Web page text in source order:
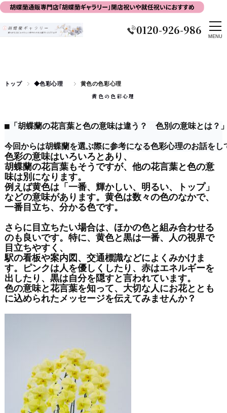
0120-926-986
トップ ◆色彩心理 黄色の色彩心理
黄色の色彩心理
■「胡蝶蘭の花言葉と色の意味は違う？　色別の意味とは？
今回からは胡蝶蘭を選ぶ際に参考になる色彩心理のお話をし
色彩の意味はいろいろとあり、
胡蝶蘭の花言葉もそうですが、他の花言葉と色の意
味は別になります。
例えば黄色は「一番、輝かしい、明るい、トップ」
などの意味があります。黄色は数々の色のなかで、
一番目立ち、分かる色です。
さらに目立ちたい場合は、ほかの色と組み合わせる
のも良いです。特に、黄色と黒は一番、人の視界で
目立ちやすく、
駅の看板や案内図、交通標識などによくみかけま
す。ピンクは人を優しくしたり、赤はエネルギーを
出したり、黒は自分を隠すと言われています。
色の意味と花言葉を知って、大切な人にお花ととも
に込められたメッセージを伝えてみませんか？